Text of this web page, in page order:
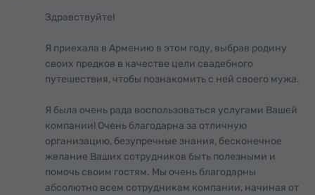
Здравствуйте!
Я приехала в Армению в этом году, выбрав родину
своих предков в качестве цели свадебного
путешествия, чтобы познакомить с ней своего мужа.
Я была очень рада воспользоваться услугами Вашей
компании! Очень благодарна за отличную
организацию, безупречные знания, бесконечное
желание Ваших сотрудников быть полезными и
помочь своим гостям. Мы очень благодарны
абсолютно всем сотрудникам компании, начиная от